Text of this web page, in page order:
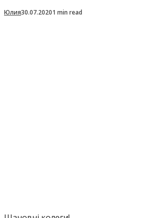
Юлия30.07.20201 min read